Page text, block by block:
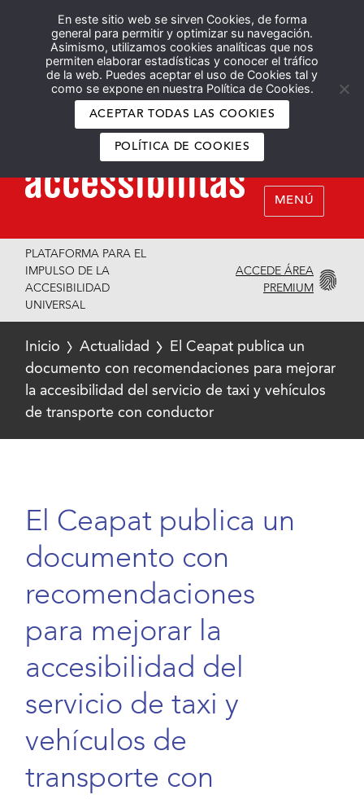
En este sitio web se sirven Cookies, de forma
general para permitir y optimizar su navegación.
Asimismo, utilizamos cookies analíticas que nos
permiten elaborar estadísticas y conocer el tráfico
de la web. Puedes aceptar el uso de Cookies tal y
como se expone en nuestra Política de Cookies.
ACEPTAR TODAS LAS COOKIES
POLÍTICA DE COOKIES
Español English
MENÚ
PLATAFORMA PARA EL
IMPULSO DE LA
ACCESIBILIDAD
UNIVERSAL
ACCEDE ÁREA
PREMIUM
Inicio Actualidad
El Ceapat publica un
documento con recomendaciones para mejorar
la accesibilidad del servicio de taxi y vehículos
de transporte con conductor
El Ceapat publica un
documento con
recomendaciones
para mejorar la
accesibilidad del
servicio de taxi y
vehículos de
transporte con